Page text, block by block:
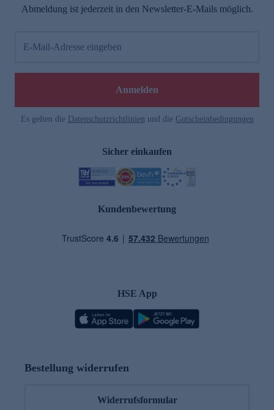
Abmeldung ist jederzeit in den Newsletter-E-Mails möglich.
E-Mail-Adresse eingeben
Anmelden
Es gelten die Datenschutzrichtlinien und die Gutscheinbedingungen
Sicher einkaufen
Kundenbewertung
HSE App
Bestellung widerrufen
Widerrufsformular